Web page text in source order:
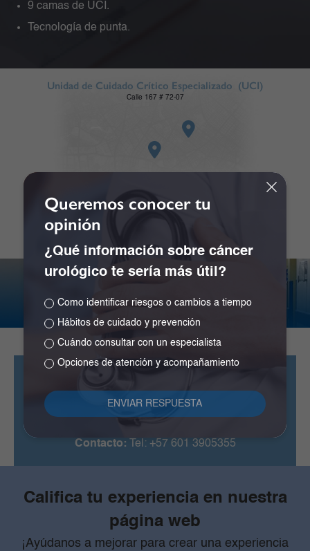
9 camas de UCI.
Tecnología de punta.
Unidad de Cuidado Crítico Especializado (UCI)
Calle 167 # 72-07
24 horas.
Clínica La Colina
Calle 167 # 72-07
Contacto: Tel: +57 601 3905355
Califica tu experiencia en nuestra
página web
¡Ayúdanos a mejorar para crear una experiencia
Queremos conocer tu
opinión
¿Qué información sobre cáncer
urológico te sería más útil?
Como identificar riesgos o cambios a tiempo
Hábitos de cuidado y prevención
Cuándo consultar con un especialista
Opciones de atención y acompañamiento